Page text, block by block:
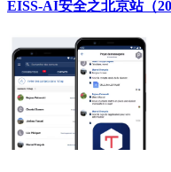
EISS-AI安全之北京站（